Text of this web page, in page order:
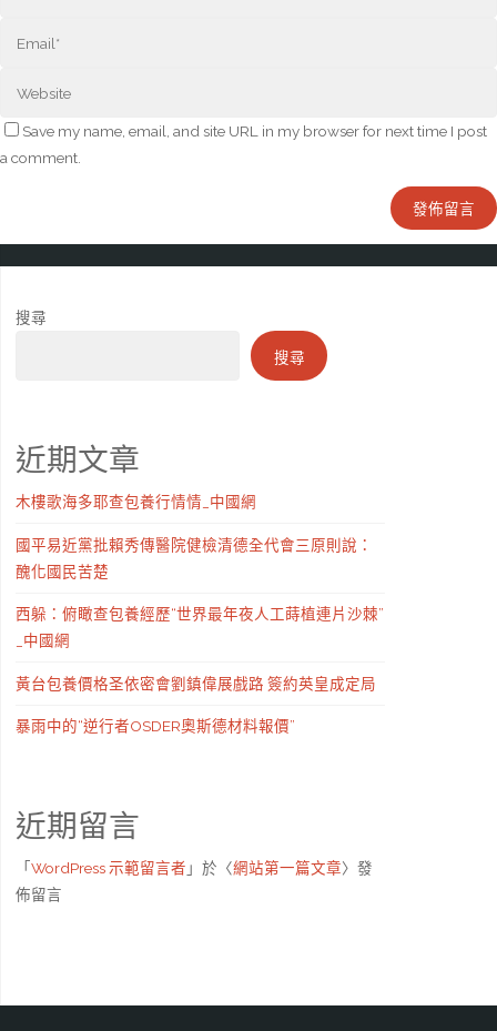
Save my name, email, and site URL in my browser for next time I post
a comment.
搜尋
搜尋
近期文章
木樓歌海多耶查包養行情情_中國網
國平易近黨批賴秀傳醫院健檢清德全代會三原則說：
醜化國民苦楚
西躲：俯瞰查包養經歷“世界最年夜人工蒔植連片沙棘”
_中國網
黃台包養價格圣依密會劉鎮偉展戲路 簽約英皇成定局
暴雨中的“逆行者OSDER奧斯德材料報價”
近期留言
「WordPress 示範留言者 」於〈網站第一篇文章〉發
佈留言